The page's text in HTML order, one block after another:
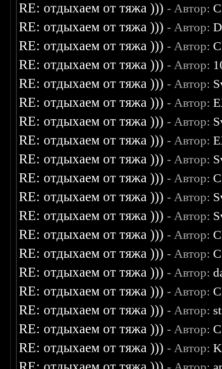
RE: отдыхаем от тяжа ))) - Автор:
RE: отдыхаем от тяжа ))) - Автор:
RE: отдыхаем от тяжа ))) - Автор:
RE: отдыхаем от тяжа ))) - Автор:
RE: отдыхаем от тяжа ))) - Автор:
RE: отдыхаем от тяжа ))) - Автор:
RE: отдыхаем от тяжа ))) - Автор:
RE: отдыхаем от тяжа ))) - Автор:
RE: отдыхаем от тяжа ))) - Автор:
RE: отдыхаем от тяжа ))) - Автор:
RE: отдыхаем от тяжа ))) - Автор:
RE: отдыхаем от тяжа ))) - Автор:
RE: отдыхаем от тяжа ))) - Автор:
RE: отдыхаем от тяжа ))) - Автор:
RE: отдыхаем от тяжа ))) - Автор:
RE: отдыхаем от тяжа ))) - Автор:
RE: отдыхаем от тяжа ))) - Автор:
RE: отдыхаем от тяжа ))) - Автор:
RE: отдыхаем от тяжа ))) - Автор: